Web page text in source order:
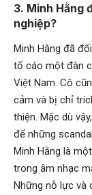
3. Minh Hằng
nghiệp?
Minh Hằng đã
tố cáo một đàn
Việt Nam. Cô
cảm và bị chỉ
thiện. Mặc dù
để những
Minh Hằng là
trong âm nhạc
Những nỗ lực và